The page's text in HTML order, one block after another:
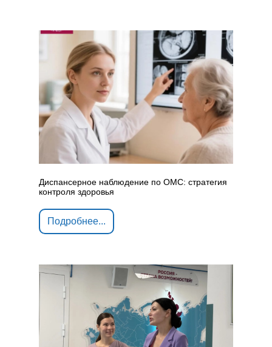
Диспансерное наблюдение по ОМС: стратегия
контроля здоровья
Подробнее...